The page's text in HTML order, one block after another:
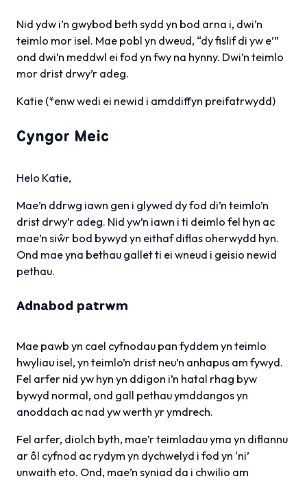
Nid ydw i’n gwybod beth sydd yn bod arna i, dwi’n
teimlo mor isel. Mae pobl yn dweud, “dy fislif di yw e’”
ond dwi’n meddwl ei fod yn fwy na hynny. Dwi’n teimlo
mor drist drwy’r adeg.
Katie (*enw wedi ei newid i amddiffyn preifatrwydd)
Cyngor Meic
Helo Katie,
Mae’n ddrwg iawn gen i glywed dy fod di’n teimlo’n
drist drwy’r adeg. Nid yw’n iawn i ti deimlo fel hyn ac
mae’n siŵr bod bywyd yn eithaf diflas oherwydd hyn.
Ond mae yna bethau gallet ti ei wneud i geisio newid
pethau.
Adnabod patrwm
Mae pawb yn cael cyfnodau pan fyddem yn teimlo
hwyliau isel, yn teimlo’n drist neu’n anhapus am fywyd.
Fel arfer nid yw hyn yn ddigon i’n hatal rhag byw
bywyd normal, ond gall pethau ymddangos yn
anoddach ac nad yw werth yr ymdrech.
Fel arfer, diolch byth, mae’r teimladau yma yn diflannu
ar ôl cyfnod ac rydym yn dychwelyd i fod yn ‘ni’
unwaith eto. Ond, mae’n syniad da i chwilio am